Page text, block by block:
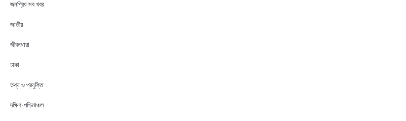
জনপ্রিয় সব খবর
জাতীয়
জীবনধারা
ঢাকা
তথ্য ও প্রযুক্তি
দক্ষিণ-পশ্চিমাঞ্চল